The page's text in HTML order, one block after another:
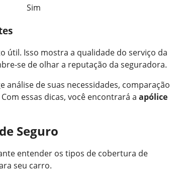
Sim
útil. Isso mostra a qualidade do serviço da
se de olhar a reputação da seguradora.
de suas necessidades, comparação
essas dicas, você encontrará a apólice
Seguro
entender os tipos de cobertura de
seu carro.